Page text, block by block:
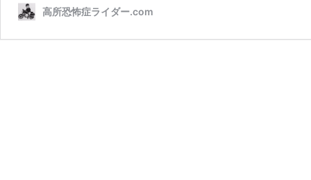
高所恐怖症ライダー.com